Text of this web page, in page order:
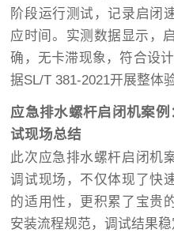
阶段运行测试，记录启闭
应时间。实测数据显示，
确，无卡滞现象，符合设
据SL/T 381-2021开展整体
应急排水螺杆启闭机案
试现场总结
此次应急排水螺杆启闭机
调试现场，不仅体现了快
的适用性，更积累了宝贵
安装流程规范，调试结果稳